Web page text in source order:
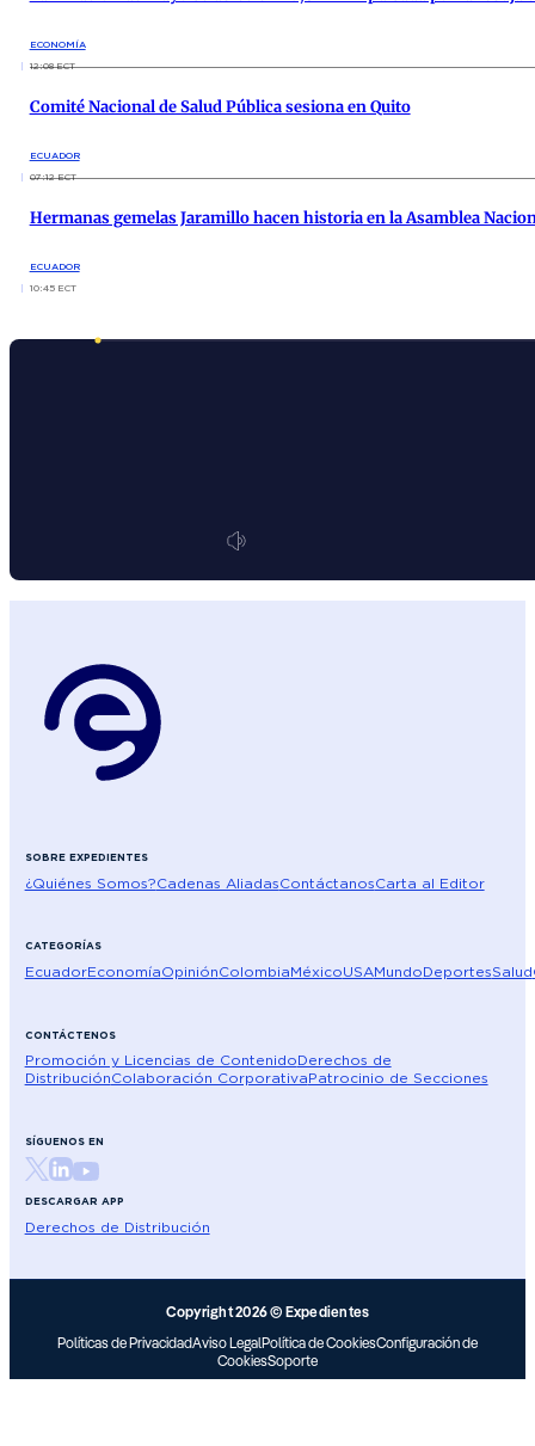
ECONOMÍA
12:08 ECT
Comité Nacional de Salud Pública sesiona en Quito
ECUADOR
07:12 ECT
Hermanas gemelas Jaramillo hacen historia en la Asamblea
ECUADOR
10:45 ECT
SOBRE EXPEDIENTES
¿Quiénes Somos?Cadenas AliadasContáctanosCarta al Editor
CATEGORÍAS
EcuadorEconomíaOpiniónColombiaMéxicoUSAMundoDeportesSalud
CONTÁCTENOS
Promoción y Licencias de ContenidoDerechos de
DistribuciónColaboración CorporativaPatrocinio de Secciones
SÍGUENOS EN
DESCARGAR APP
Derechos de Distribución
Copyright 2026 © Expedientes
Políticas de PrivacidadAviso LegalPolítica de CookiesConfiguración de
CookiesSoporte